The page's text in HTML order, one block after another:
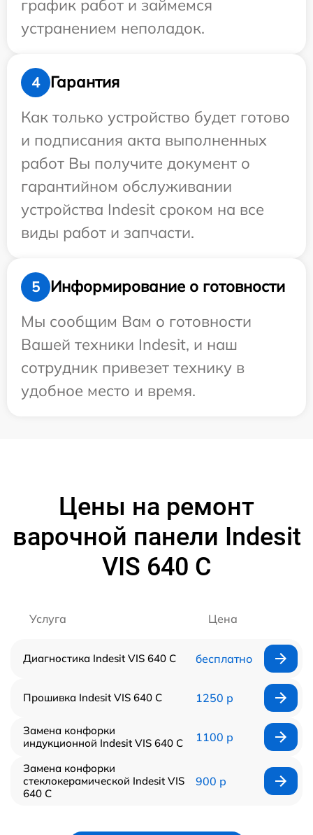
график работ и займемся
устранением неполадок.
4
Гарантия
Как только устройство будет готово
и подписания акта выполненных
работ Вы получите документ о
гарантийном обслуживании
устройства Indesit сроком на все
виды работ и запчасти.
5
Информирование о готовности
Мы сообщим Вам о готовности
Вашей техники Indesit, и наш
сотрудник привезет технику в
удобное место и время.
Цены на ремонт
варочной панели Indesit
VIS 640 C
Услуга Цена
Диагностика Indesit VIS 640 C бесплатно
Прошивка Indesit VIS 640 C 1250 р
Замена конфорки
индукционной Indesit VIS 640 C
1100 р
Замена конфорки
стеклокерамической Indesit VIS
640 C
900 р